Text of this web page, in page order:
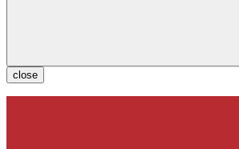
close